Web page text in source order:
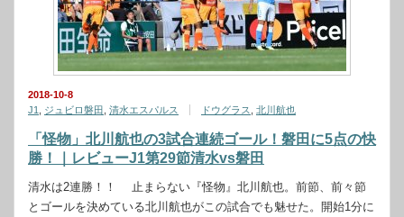
2018-10-8
J1
ジュビロ磐田 清水エスパルス ドウグラス 北川航也
「怪物」北川航也の3試合連続ゴール！磐田に5点の快
勝！｜レビューJ1第29節清水vs磐田
清水は2連勝！！ 止まらない『怪物』北川航也。前節、前々節
とゴールを決めている北川航也がこの試合でも魅せた。開始1分に